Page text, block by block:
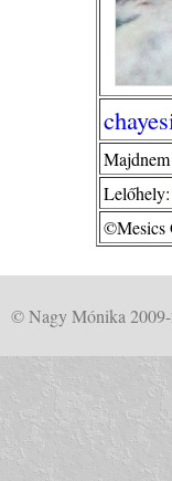
Majdnem
Lelőhely:
©Mesics
© Nagy Mónika